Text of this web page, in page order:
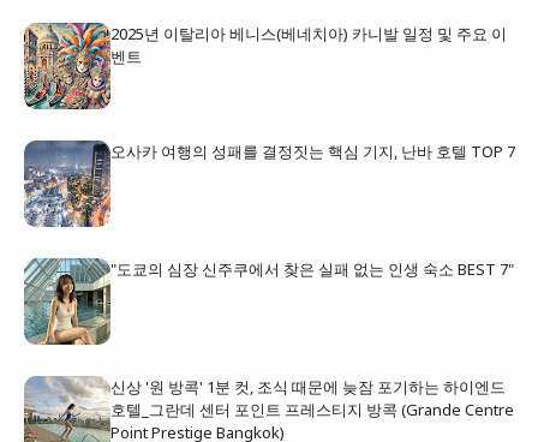
2025년 이탈리아 베니스(베네치아) 카니발 일정 및 주요 이
벤트
오사카 여행의 성패를 결정짓는 핵심 기지, 난바 호텔 TOP 7
"도쿄의 심장 신주쿠에서 찾은 실패 없는 인생 숙소 BEST 7"
신상 '원 방콕' 1분 컷, 조식 때문에 늦잠 포기하는 하이엔드
호텔_그란데 센터 포인트 프레스티지 방콕 (Grande Centre
Point Prestige Bangkok)